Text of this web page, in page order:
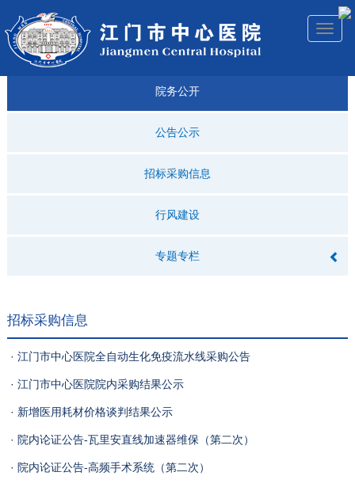
医院
简介
来院
导航
就诊
指引
专科
建设
仁济
科普
人才
招聘
医院
视频
院务公开
公告公示
招标采购信息
行风建设
专题专栏
招标采购信息
· 江门市中心医院全自动生化免疫流水线采购公告
· 江门市中心医院院内采购结果公示
· 新增医用耗材价格谈判结果公示
· 院内论证公告-瓦里安直线加速器维保（第二次）
· 院内论证公告-高频手术系统（第二次）